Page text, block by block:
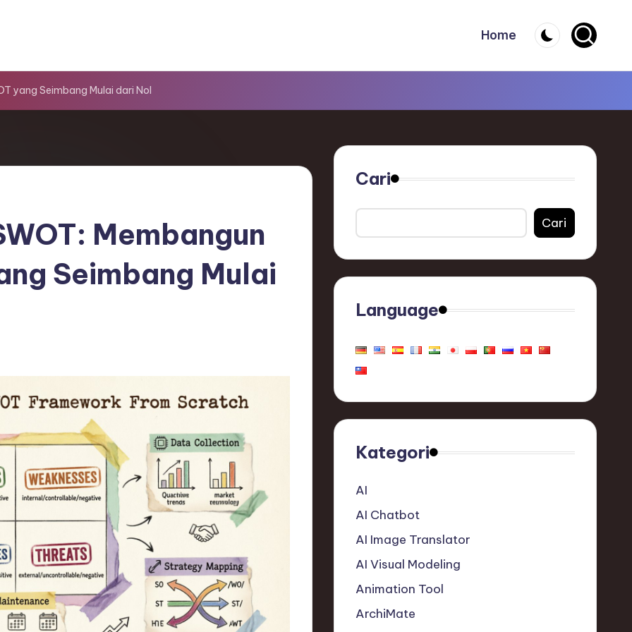
Home
yang Seimbang Mulai dari Nol
Membangun
Seimbang Mulai
Cari
Cari
Language
Kategori
AI
AI Chatbot
AI Image Translator
AI Visual Modeling
Animation Tool
ArchiMate